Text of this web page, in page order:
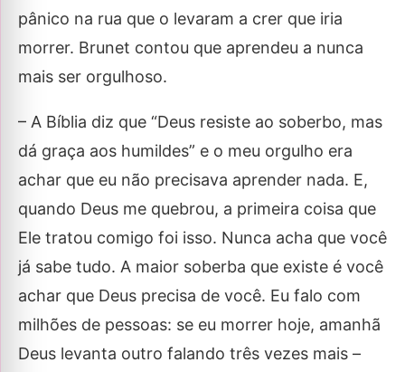
pânico na rua que o levaram a crer que iria
morrer. Brunet contou que aprendeu a nunca
mais ser orgulhoso.
– A Bíblia diz que “Deus resiste ao soberbo, mas
dá graça aos humildes” e o meu orgulho era
achar que eu não precisava aprender nada. E,
quando Deus me quebrou, a primeira coisa que
Ele tratou comigo foi isso. Nunca acha que você
já sabe tudo. A maior soberba que existe é você
achar que Deus precisa de você. Eu falo com
milhões de pessoas: se eu morrer hoje, amanhã
Deus levanta outro falando três vezes mais –